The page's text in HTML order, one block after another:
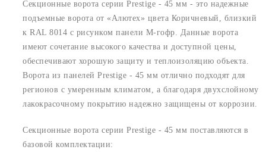
Секционные ворота серии Prestige - 45 мм - это надежные
подъемные ворота от «Алютех» цвета Коричневый, близкий
к RAL 8014 с рисунком панели M-гофр. Данные ворота
имеют сочетание высокого качества и доступной цены,
обеспечивают хорошую защиту и теплоизоляцию объекта.
Ворота из панелей Prestige - 45 мм отлично подходят для
регионов с умеренным климатом, а благодаря двухслойному
лакокрасочному покрытию надежно защищены от коррозии.
Секционные ворота серии Prestige - 45 мм поставляются в
базовой комплектации: